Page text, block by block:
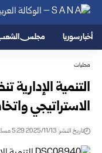
أخبار سوريا مجلس
محليات
التنمية الإدارية
الاستراتيجي
تاريخ النشر: 2025/11/13 5:29 مساءً